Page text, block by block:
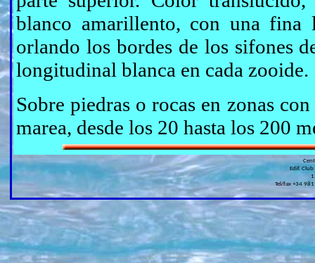
blanco amarillento, con una fina
orlando los bordes de los sifones
longitudinal blanca en cada zooide.
Sobre piedras o rocas en zonas
marea, desde los 20 hasta los 200
Edif.